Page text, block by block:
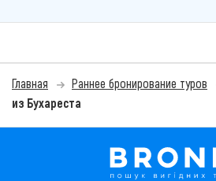
Главная Раннее бронирование туров
из Бухареста